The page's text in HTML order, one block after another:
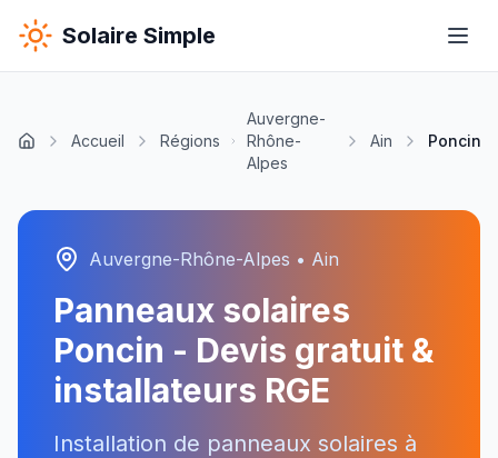
Solaire Simple
Accueil Régions
Auvergne-
Rhône-
Alpes
Ain Poncin
Auvergne-Rhône-Alpes • Ain
Panneaux solaires
Poncin - Devis gratuit &
installateurs RGE
Installation de panneaux solaires à